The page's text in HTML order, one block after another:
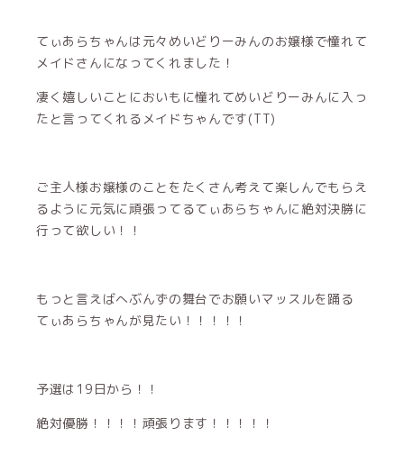
てぃあらちゃんは元々めいどりーみんのお嬢様で憧れて
メイドさんになってくれました！
凄く嬉しいことにおいもに憧れてめいどりーみんに入っ
たと言ってくれるメイドちゃんです(TT)
ご主人様お嬢様のことをたくさん考えて楽しんでもらえ
るように元気に頑張ってるてぃあらちゃんに絶対決勝に
行って欲しい！！
もっと言えばへぶんずの舞台でお願いマッスルを踊る
てぃあらちゃんが見たい！！！！！
予選は19日から！！
絶対優勝！！！！頑張ります！！！！！